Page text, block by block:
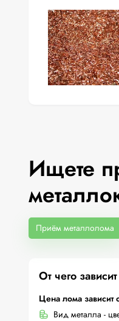
Ищете
Приём металлолома
От чего
Цена лома зависит
Вид металла -